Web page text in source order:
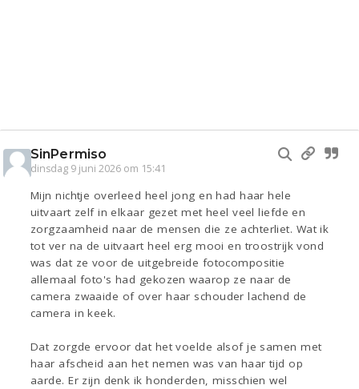
SinPermiso
dinsdag 9 juni 2026 om 15:41
Mijn nichtje overleed heel jong en had haar hele
uitvaart zelf in elkaar gezet met heel veel liefde en
zorgzaamheid naar de mensen die ze achterliet. Wat ik
tot ver na de uitvaart heel erg mooi en troostrijk vond
was dat ze voor de uitgebreide fotocompositie
allemaal foto's had gekozen waarop ze naar de
camera zwaaide of over haar schouder lachend de
camera in keek.
Dat zorgde ervoor dat het voelde alsof je samen met
haar afscheid aan het nemen was van haar tijd op
aarde. Er zijn denk ik honderden, misschien wel